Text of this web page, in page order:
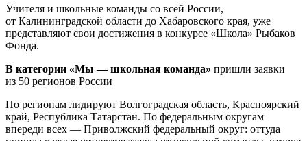
Учителя и школьные команды со всей России,
от Калининградской области до Хабаровского края, уже
представляют свои достижения в конкурсе «Школа» Рыбаков
Фонда.
В категории «Мы — школьная команда» пришли заявки
из 50 регионов России
По регионам лидируют Волгоградская область, Красноярский
край, Республика Татарстан. По федеральным округам
впереди всех — Приволжский федеральный округ: оттуда